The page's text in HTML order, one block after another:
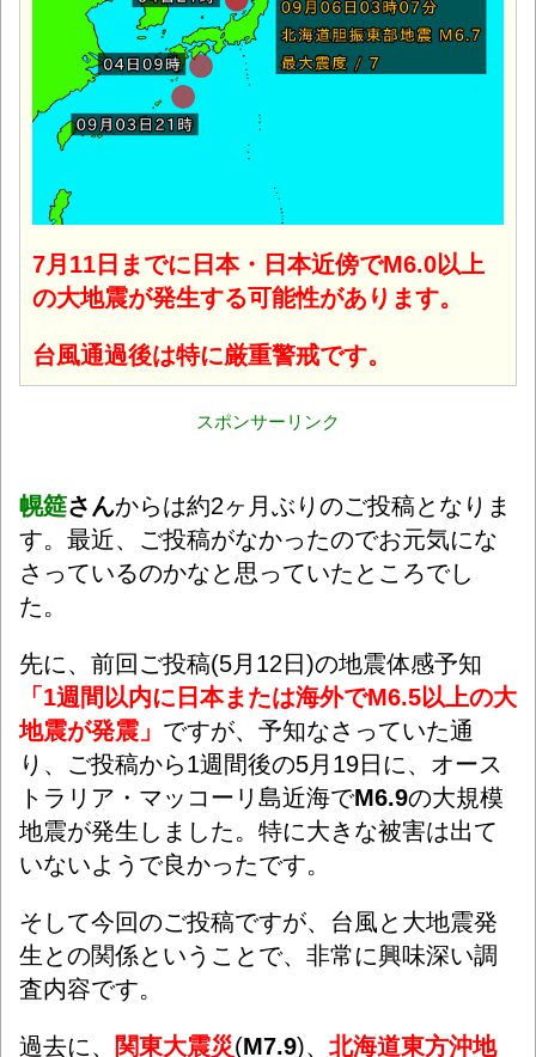
7月11日までに日本・日本近傍でM6.0以上
の大地震が発生する可能性があります。
台風通過後は特に厳重警戒です。
スポンサーリンク
幌筵さんからは約2ヶ月ぶりのご投稿となりま
す。最近、ご投稿がなかったのでお元気にな
さっているのかなと思っていたところでし
た。
先に、 前回ご投稿(5月12日)の地震体感予知
「1週間以内に日本または海外でM6.5以上の大
地震が発震」 ですが、予知なさっていた通
り、ご投稿から1週間後の5月19日に、オース
トラリア・マッコーリ島近海でM6.9の大規模
地震が発生しました。特に大きな被害は出て
いないようで良かったです。
そして今回のご投稿ですが、台風と大地震発
生との関係ということで、非常に興味深い調
査内容です。
過去に、 関東大震災(M7.9)、 北海道東方沖地